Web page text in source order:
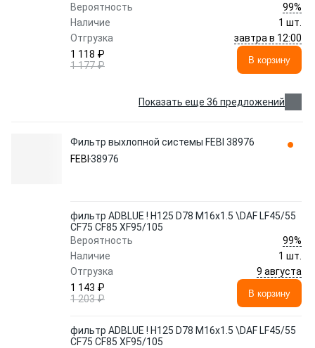
Вероятность
99%
Наличие
1 шт.
Отгрузка
завтра в 12:00
1 118 ₽
1 177 ₽
В корзину
Показать еще 36 предложений
Фильтр выхлопной системы FEBI 38976
FEBI 38976
фильтр ADBLUE ! H125 D78 M16x1.5 \DAF LF45/55
CF75 CF85 XF95/105
Вероятность
99%
Наличие
1 шт.
Отгрузка
9 августа
1 143 ₽
1 203 ₽
В корзину
фильтр ADBLUE ! H125 D78 M16x1.5 \DAF LF45/55
CF75 CF85 XF95/105